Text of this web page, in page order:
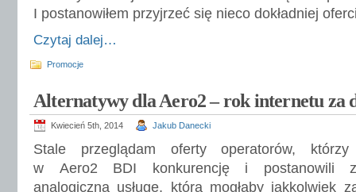
I postanowiłem przyjrzeć się nieco dokładniej
Czytaj dalej…
Promocje
Alternatywy dla Aero2 – rok internetu za
Kwiecień 5th, 2014 Jakub Danecki
Stale przeglądam oferty operatorów, którzy
w Aero2 BDI konkurencję i postanowili
analogiczną usługę, która mogłaby jakkolwiek